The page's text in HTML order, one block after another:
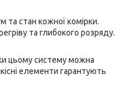
та стан кожної комірки.
та глибокого розряду.
цьому систему можна
елементи гарантують